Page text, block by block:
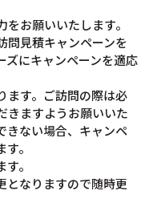
お願いいたします。
見積キャンペーンを
ズにキャンペーンを適応
ます。ご訪問の際は必
きますようお願いいた
きない場合、キャンペ
。
。
なりますので随時更